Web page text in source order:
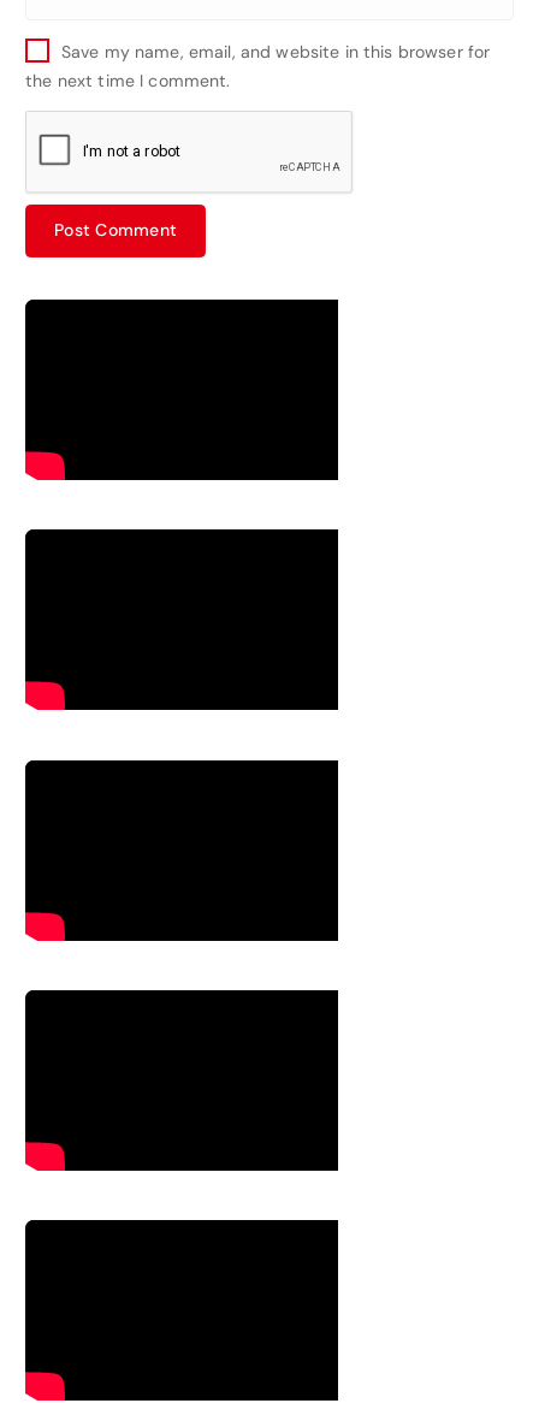
Save my name, email, and website in this browser for
the next time I comment.